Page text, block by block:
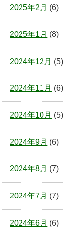
2025年2月 (6)
2025年1月 (8)
2024年12月 (5)
2024年11月 (6)
2024年10月 (5)
2024年9月 (6)
2024年8月 (7)
2024年7月 (7)
2024年6月 (6)